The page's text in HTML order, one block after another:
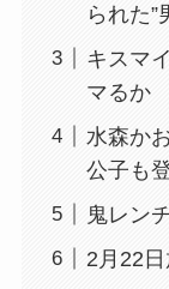
られた”
キスマ
マるか
水森か
公子も
鬼レン
2月22